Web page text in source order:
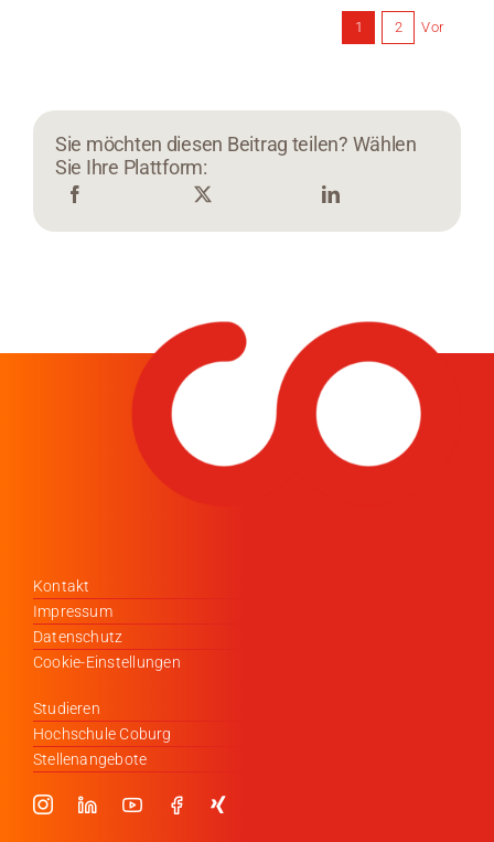
1 2 Vor
Sie möchten diesen Beitrag teilen? Wählen
Sie Ihre Plattform:
Kontakt
Impressum
Datenschutz
Cookie-Einstellungen
Studieren
Hochschule Coburg
Stellenangebote